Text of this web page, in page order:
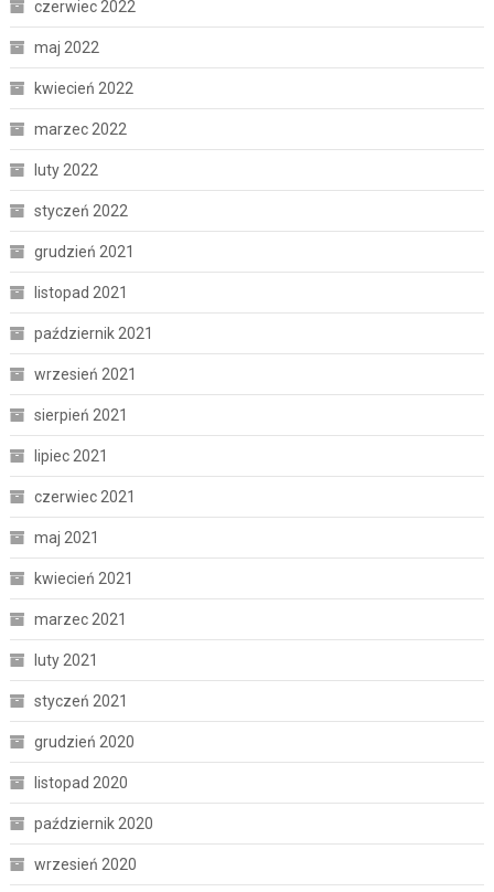
czerwiec 2022
maj 2022
kwiecień 2022
marzec 2022
luty 2022
styczeń 2022
grudzień 2021
listopad 2021
październik 2021
wrzesień 2021
sierpień 2021
lipiec 2021
czerwiec 2021
maj 2021
kwiecień 2021
marzec 2021
luty 2021
styczeń 2021
grudzień 2020
listopad 2020
październik 2020
wrzesień 2020